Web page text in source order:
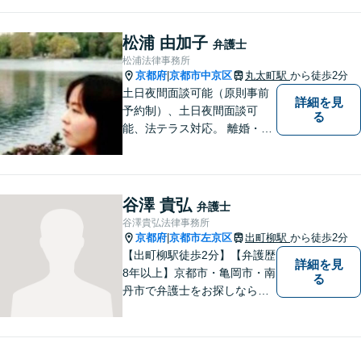
命令にも対応） ❸交通事故
（追突被害救済に特化） 不
貞・離婚・追突被害の解決は
お任せ！
松浦 由加子 弁護士
松浦法律事務所
京都府 京都市中京区 丸太町駅 から徒歩2分
土日夜間面談可能（原則事前
予約制）、土日夜間面談可
能、法テラス対応。 離婚・借
問題・クレーマー対応など事
業者様にも広く対応しており
ます。お気軽にご相談くださ
い。
詳細を見
る
谷澤 貴弘 弁護士
谷澤貴弘法律事務所
京都府 京都市左京区 出町柳駅 から徒歩2分
【出町柳駅徒歩2分】【弁護歴
8年以上】京都市・亀岡市・南
丹市で弁護士をお探しならご
詳細を見
る